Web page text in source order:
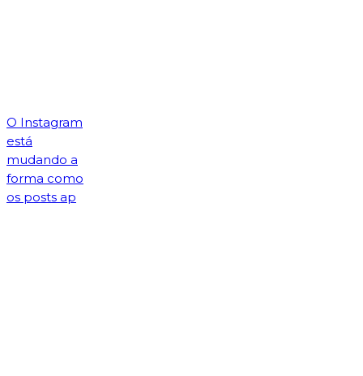
O Instagram
está
mudando a
forma como
os posts ap